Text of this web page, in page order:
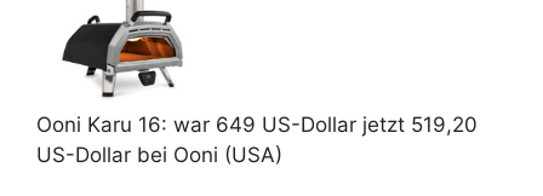
Ooni Karu 16: war 649 US-Dollar jetzt 519,20
US-Dollar bei Ooni (USA)